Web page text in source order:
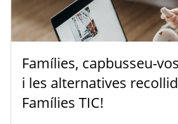
Famílies, capbusseu-
i les alternatives
Famílies TIC!